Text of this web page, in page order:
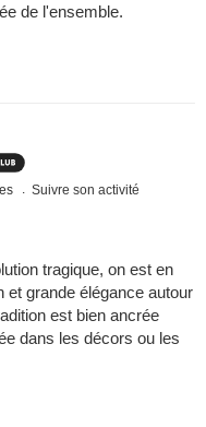
de l'ensemble.
Suivre son activité
tragique, on est en
et grande élégance autour
est bien ancrée
dans les décors ou les